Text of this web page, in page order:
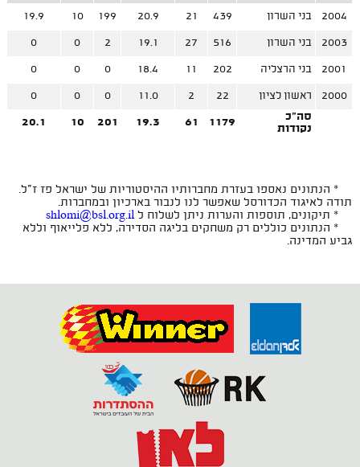
2004 בני השרון 439
21
20.9
199
10
19.9
2003 בני השרון 516
27
19.1
2
0
0
2001 בני הרצליה 202
11
18.4
0
0
0
2000 ראשון לציון 22
2
11.0
0
0
0
סה"כ
נקודות
1179
61
19.3
201
10
20.1
* הנתונים נאספו בעזרת מחברותיו ההיסטוריות של ישראל פז ז"ל.
תודה לאיגוד הכדורסל שאפשר לנו לנבור בארכיון ובמחברות.
* תיקונים, תוספות והערות ניתן לשלוח ל shlomi@bsl.org.il
* הנתונים כוללים רק משחקים בליגה הסדירה, ללא פלייאוף וללא
גביע המדינה.